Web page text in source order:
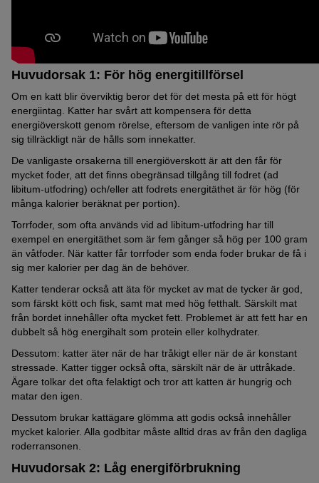
Huvudorsak 1: För hög energitillförsel
Om en katt blir överviktig beror det för det mesta på ett för högt
energiintag. Katter har svårt att kompensera för detta
energiöverskott genom rörelse, eftersom de vanligen inte rör på
sig tillräckligt när de hålls som innekatter.
De vanligaste orsakerna till energiöverskott är att den får för
mycket foder, att det finns obegränsad tillgång till fodret (ad
libitum-utfodring) och/eller att fodrets energitäthet är för hög (för
många kalorier beräknat per portion).
Torrfoder, som ofta används vid ad libitum-utfodring har till
exempel en energitäthet som är fem gånger så hög per 100 gram
än våtfoder. När katter får torrfoder som enda foder brukar de få i
sig mer kalorier per dag än de behöver.
Katter tenderar också att äta för mycket av mat de tycker är god,
som färskt kött och fisk, samt mat med hög fetthalt. Särskilt mat
från bordet innehåller ofta mycket fett. Problemet är att fett har en
dubbelt så hög energihalt som protein eller kolhydrater.
Dessutom: katter äter när de har tråkigt eller när de är konstant
stressade. Katter tigger också ofta, särskilt när de är uttråkade.
Ägare tolkar det ofta felaktigt och tror att katten är hungrig och
matar den igen.
Dessutom brukar kattägare glömma att godis också innehåller
mycket kalorier. Alla godbitar måste alltid dras av från den dagliga
roderransonen.
Huvudorsak 2: Låg energiförbrukning